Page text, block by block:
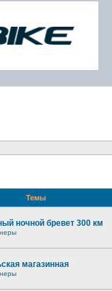
Темы
ночной бревет 300 км
магазинная